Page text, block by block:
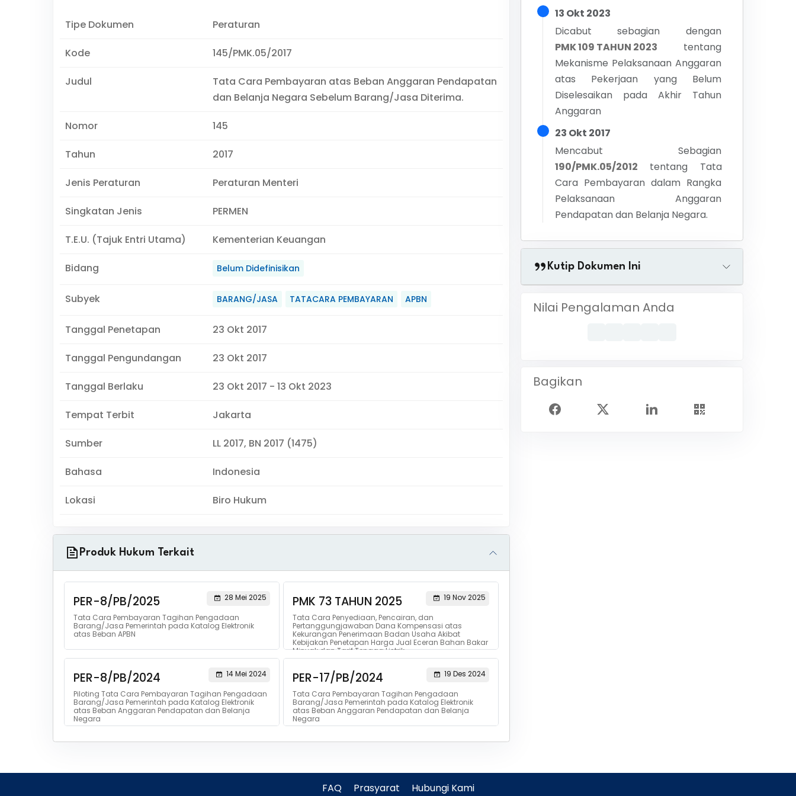
Tipe Dokumen Peraturan
Kode 145/PMK.05/2017
Judul
Tata Cara Pembayaran atas Beban Anggaran Pendapatan
dan Belanja Negara Sebelum Barang/Jasa Diterima.
Nomor 145
Tahun 2017
Jenis Peraturan Peraturan Menteri
Singkatan Jenis PERMEN
T.E.U. (Tajuk Entri Utama) Kementerian Keuangan
Bidang Belum Didefinisikan
Subyek BARANG/JASA TATACARA PEMBAYARAN APBN
Tanggal Penetapan 23 Okt 2017
Tanggal Pengundangan 23 Okt 2017
Tanggal Berlaku 23 Okt 2017 - 13 Okt 2023
Tempat Terbit Jakarta
Sumber LL 2017, BN 2017 (1475)
Bahasa Indonesia
Lokasi Biro Hukum
Produk Hukum Terkait
PER-8/PB/2025
28 Mei 2025
Tata Cara Pembayaran Tagihan Pengadaan
Barang/Jasa Pemerintah pada Katalog Elektronik
atas Beban APBN
PMK 73 TAHUN 2025
19 Nov 2025
Tata Cara Penyediaan, Pencairan, dan
Pertanggungjawaban Dana Kompensasi atas
Kekurangan Penerimaan Badan Usaha Akibat
Kebijakan Penetapan Harga Jual Eceran Bahan Bakar
Minyak dan Tarif Tenaga Listrik
PER-8/PB/2024
14 Mei 2024
Piloting Tata Cara Pembayaran Tagihan Pengadaan
Barang/Jasa Pemerintah pada Katalog Elektronik
atas Beban Anggaran Pendapatan dan Belanja
Negara
PER-17/PB/2024
19 Des 2024
Tata Cara Pembayaran Tagihan Pengadaan
Barang/Jasa Pemerintah pada Katalog Elektronik
atas Beban Anggaran Pendapatan dan Belanja
Negara
13 Okt 2023
Dicabut sebagian dengan
PMK 109 TAHUN 2023
tentang
Mekanisme Pelaksanaan Anggaran
atas Pekerjaan yang Belum
Diselesaikan pada Akhir Tahun
Anggaran
23 Okt 2017
Mencabut Sebagian
190/PMK.05/2012
tentang Tata
Cara Pembayaran dalam Rangka
Pelaksanaan Anggaran
Pendapatan dan Belanja Negara.
Kutip Dokumen Ini
Nilai Pengalaman Anda
Bagikan
FAQ Prasyarat Hubungi Kami